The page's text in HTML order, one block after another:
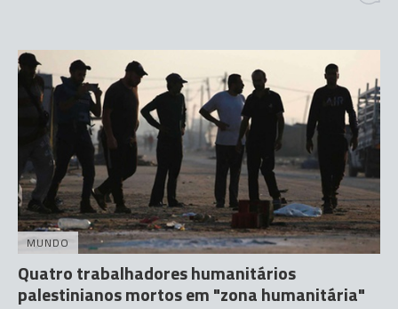
MUNDO
Quatro trabalhadores humanitários
palestinianos mortos em "zona humanitária"